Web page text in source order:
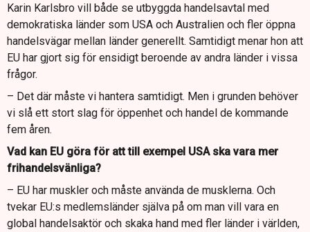
Karin Karlsbro vill både se utbyggda handelsavtal med
demokratiska länder som USA och Australien och fler öppna
handelsvägar mellan länder generellt. Samtidigt menar hon att
EU har gjort sig för ensidigt beroende av andra länder i vissa
frågor.
– Det där måste vi hantera samtidigt. Men i grunden behöver
vi slå ett stort slag för öppenhet och handel de kommande
fem åren.
Vad kan EU göra för att till exempel USA ska vara mer
frihandelsvänliga?
– EU har muskler och måste använda de musklerna. Och
tvekar EU:s medlemsländer själva på om man vill vara en
global handelsaktör och skaka hand med fler länder i världen,